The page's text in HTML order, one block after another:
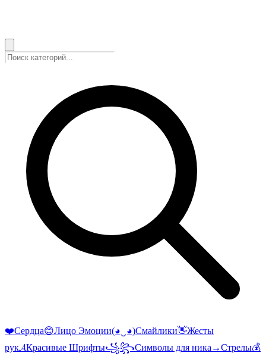
❤️Сердца😊Лицо Эмоции(◕‿◕)Смайлики👋Жесты
рук𝓐Красивые Шрифты꧁꧂Символы для ника →Стрелы💰